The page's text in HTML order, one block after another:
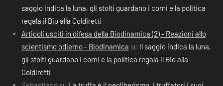
saggio indica la luna, gli stolti guardano i corni e la politica
regala il Bio alla Coldiretti
Articoli usciti in difesa della Biodinamica (2) - Reazioni allo
scientismo odierno - Biodinamica su Il saggio indica la luna,
gli stolti guardano i corni e la politica regala il Bio alla
Coldiretti